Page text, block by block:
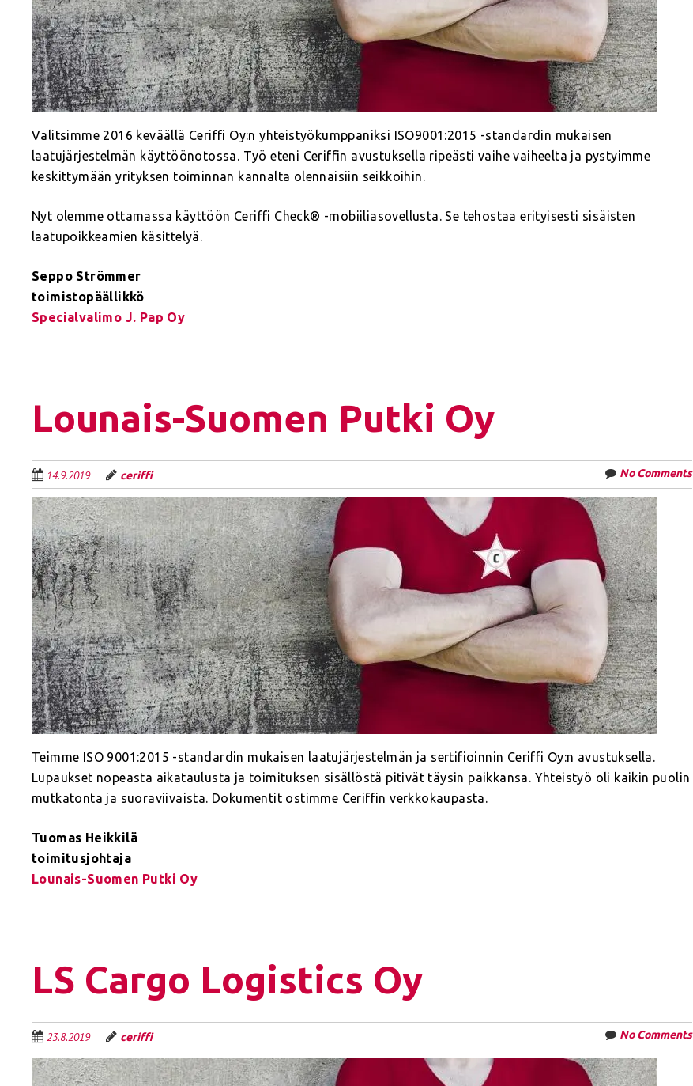
Valitsimme 2016 keväällä Ceriffi Oy:n yhteistyökumppaniksi ISO9001:2015 -standardin mukaisen
laatujärjestelmän käyttöönotossa. Työ eteni Ceriffin avustuksella ripeästi vaihe vaiheelta ja pystyimme
keskittymään yrityksen toiminnan kannalta olennaisiin seikkoihin.
Nyt olemme ottamassa käyttöön Ceriffi Check® -mobiiliasovellusta. Se tehostaa erityisesti sisäisten
laatupoikkeamien käsittelyä.
Seppo Strömmer
toimistopäällikkö
Specialvalimo J. Pap Oy
Lounais-Suomen Putki Oy
14.9.2019 ceriffi No Comments
Teimme ISO 9001:2015 -standardin mukaisen laatujärjestelmän ja sertifioinnin Ceriffi Oy:n avustuksella.
Lupaukset nopeasta aikataulusta ja toimituksen sisällöstä pitivät täysin paikkansa. Yhteistyö oli kaikin puolin
mutkatonta ja suoraviivaista. Dokumentit ostimme Ceriffin verkkokaupasta.
Tuomas Heikkilä
toimitusjohtaja
Lounais-Suomen Putki Oy
LS Cargo Logistics Oy
23.8.2019 ceriffi No Comments